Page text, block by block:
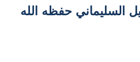
حفظه الله